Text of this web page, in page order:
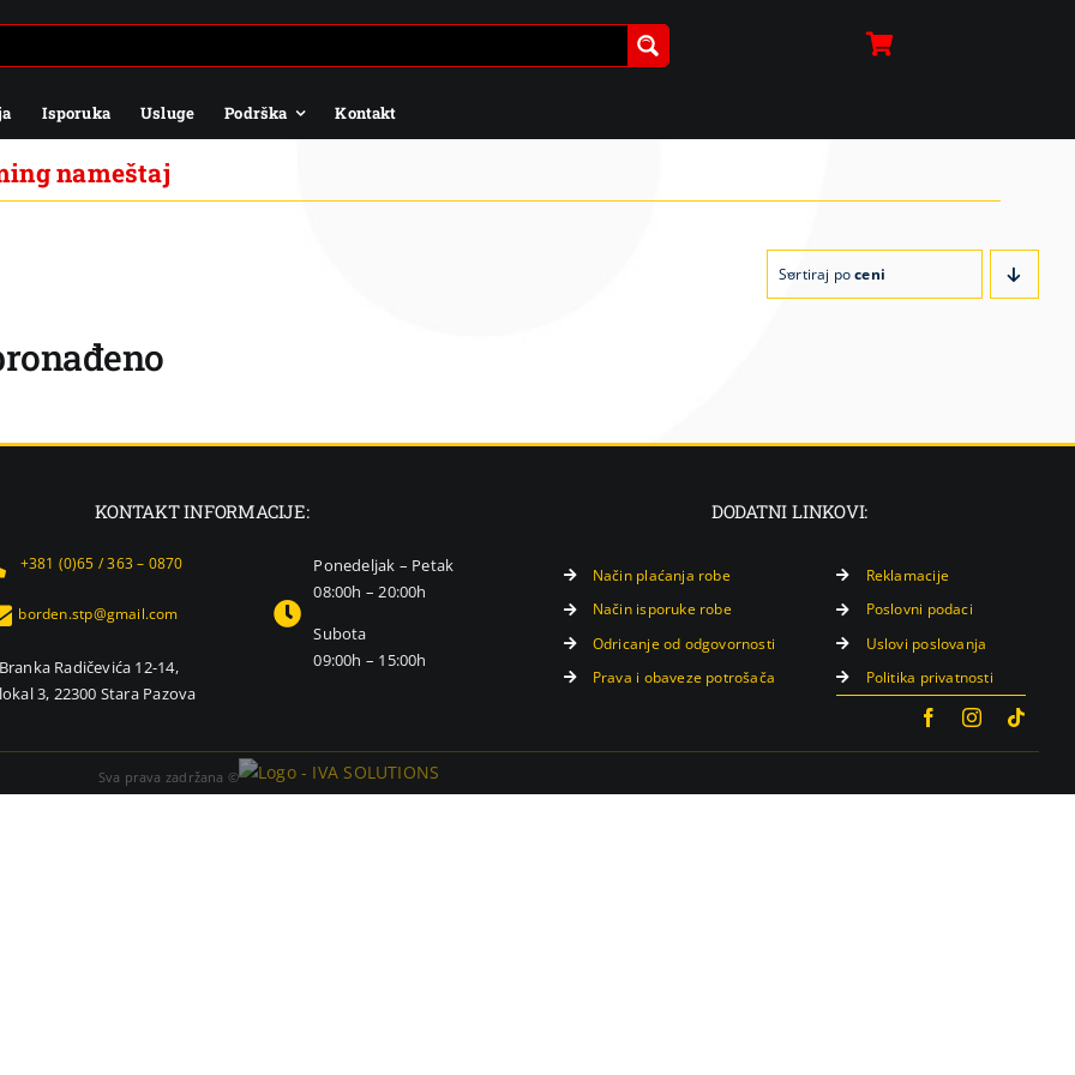
Isporuka Usluge Podrška Kontakt
nameštaj
Sortiraj poceni
KONTAKT INFORMACIJE:
+381 (0)65 / 363 – 0870
borden.stp@gmail.com
Branka Radičevića 12-14,
lokal 3, 22300 Stara Pazova
Ponedeljak – Petak
08:00h – 20:00h
Subota
09:00h – 15:00h
DODATNI LINKOVI:
Način plaćanja robe
Način isporuke robe
Odricanje od odgovornosti
Prava i obaveze potrošača
Reklamacije
Poslovni podaci
Uslovi poslovanja
Politika privatnosti
Sva prava zadržana ©